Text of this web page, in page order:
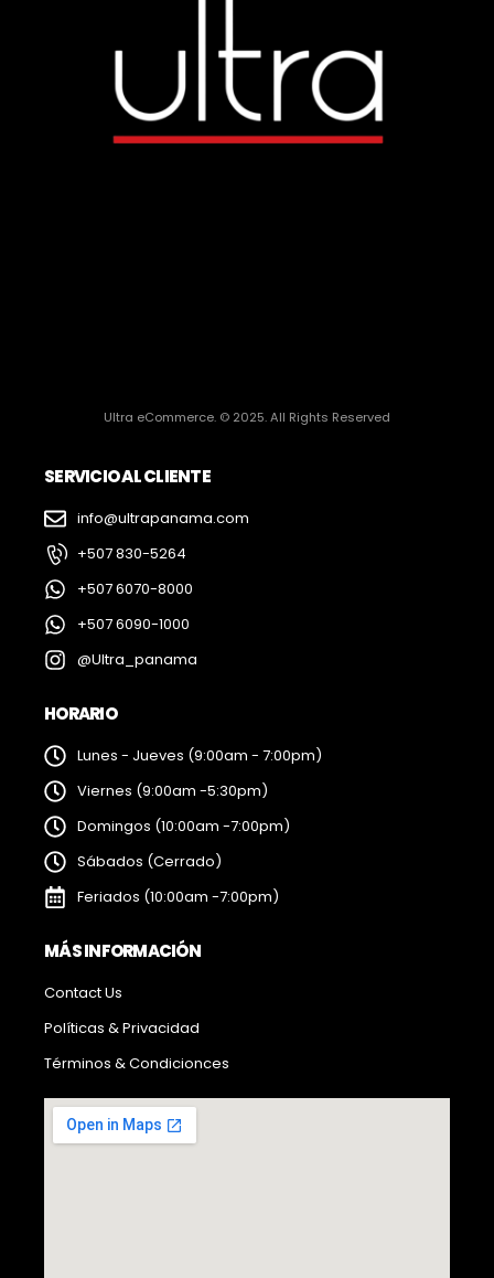
Ultra eCommerce. © 2025. All Rights Reserved
SERVICIO AL CLIENTE
info@ultrapanama.com
+507 830-5264
+507 6070-8000
+507 6090-1000
@Ultra_panama
HORARIO
Lunes - Jueves (9:00am - 7:00pm)
Viernes (9:00am -5:30pm)
Domingos (10:00am -7:00pm)
Sábados (Cerrado)
Feriados (10:00am -7:00pm)
MÁS INFORMACIÓN
Contact Us
Políticas & Privacidad
Términos & Condicionces